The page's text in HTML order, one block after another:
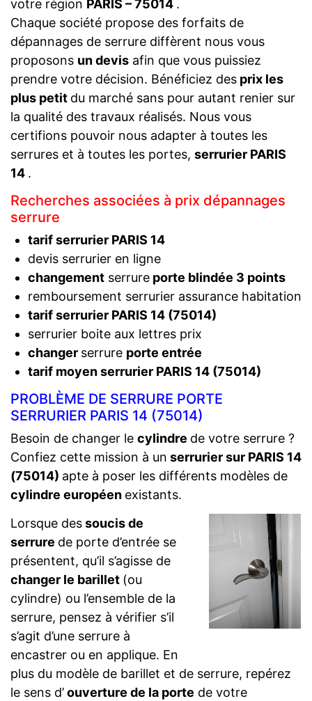
votre région PARIS – 75014 .
Chaque société propose des forfaits de
dépannages de serrure diffèrent nous vous
proposons un devis afin que vous puissiez
prendre votre décision. Bénéficiez des prix les
plus petit du marché sans pour autant renier sur
la qualité des travaux réalisés. Nous vous
certifions pouvoir nous adapter à toutes les
serrures et à toutes les portes, serrurier PARIS
14 .
Recherches associées à prix dépannages
serrure
tarif serrurier PARIS 14
devis serrurier en ligne
changementserrureporte blindée 3 points
remboursement serrurier assurance habitation
tarif serrurier PARIS 14 (75014)
serrurier boite aux lettres prix
changer serrure porte entrée
tarif moyen serrurier PARIS 14 (75014)
PROBLÈME DE SERRURE PORTE
SERRURIER PARIS 14 (75014)
Besoin de changer le cylindre de votre serrure ?
Confiez cette mission à un serrurier sur PARIS 14
(75014) apte à poser les différents modèles de
cylindre européen existants.
Lorsque dessoucis de
serrure de porte d’entrée se
présentent, qu’il s’agisse de
changer le barillet (ou
cylindre) ou l’ensemble de la
serrure, pensez à vérifier s’il
s’agit d’une serrure à
encastrer ou en applique. En
plus du modèle de barillet et de serrure, repérez
le sens d’ouverture de la porte de votre